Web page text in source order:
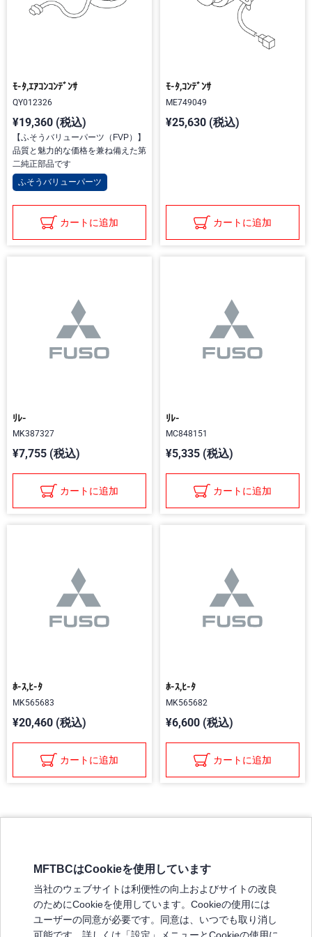
ﾓ-ﾀ,ｴｱｺﾝｺﾝﾃﾞﾝｻ
QY012326
¥19,360 (税込)
【ふそうバリューパーツ（FVP）】
品質と魅力的な価格を兼ね備えた第
二純正部品です
ふそうバリューパーツ
カートに追加
ﾓ-ﾀ,ｺﾝﾃﾞﾝｻ
ME749049
¥25,630 (税込)
カートに追加
ﾘﾚ-
MK387327
¥7,755 (税込)
カートに追加
ﾘﾚ-
MC848151
¥5,335 (税込)
カートに追加
ﾎ-ｽ,ﾋ-ﾀ
MK565683
¥20,460 (税込)
カートに追加
ﾎ-ｽ,ﾋ-ﾀ
MK565682
¥6,600 (税込)
カートに追加
弊社の製品について
販売店リスト
MFTBCはCookieを使用しています
当社のウェブサイトは利便性の向上およびサイトの改良
のためにCookieを使用しています。Cookieの使用には
ユーザーの同意が必要です。同意は、いつでも取り消し